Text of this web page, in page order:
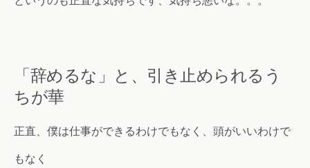
「辞めるな」と、引き止められるう
ちが華
正直、僕は仕事ができるわけでもなく、頭がいいわけで
もなく